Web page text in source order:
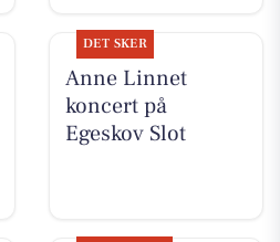
DET SKER
Anne Linnet
koncert på
Egeskov Slot